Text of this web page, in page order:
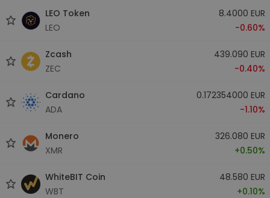
LEO Token
LEO
8.4000 EUR
-0.60%
Zcash
ZEC
439.090 EUR
-0.40%
Cardano
ADA
0.172354000 EUR
-1.10%
Monero
XMR
326.080 EUR
+0.50%
WhiteBIT Coin
WBT
48.580 EUR
+0.10%